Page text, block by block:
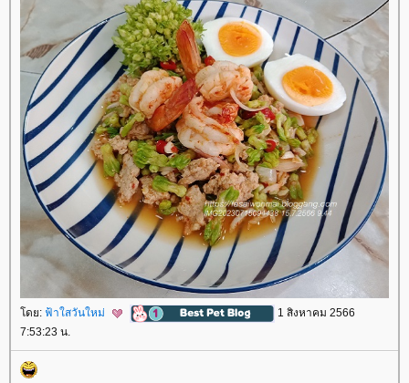
ดย: ฟ้าใสวันใหม่
1 สิงหาคม 2566
7:53:23 น.